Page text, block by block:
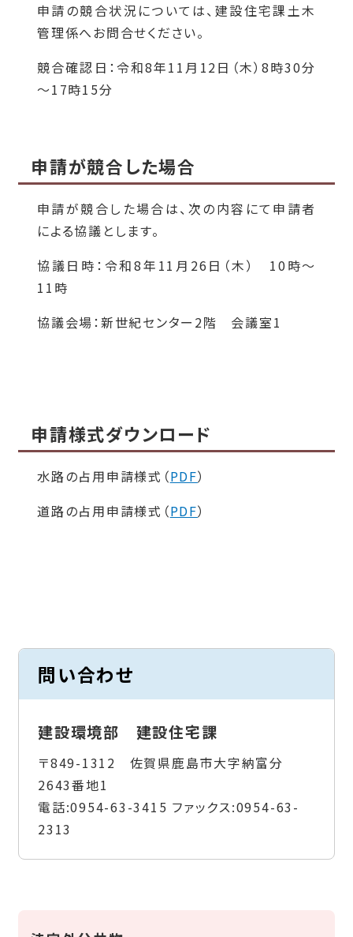
申請の競合状況については、建設住宅課土木
管理係へお問合せください。
競合確認日：令和8年11月12日（木）8時30分
～17時15分
申請が競合した場合
申請が競合した場合は、次の内容にて申請者
による協議とします。
協議日時：令和8年11月26日（木） 10時～
11時
協議会場：新世紀センター2階 会議室1
申請様式ダウンロード
水路の占用申請様式（PDF）
道路の占用申請様式（PDF）
問い合わせ
建設環境部 建設住宅課
〒849-1312 佐賀県鹿島市大字納富分
2643番地1
電話:0954-63-3415 ファックス:0954-63-
2313